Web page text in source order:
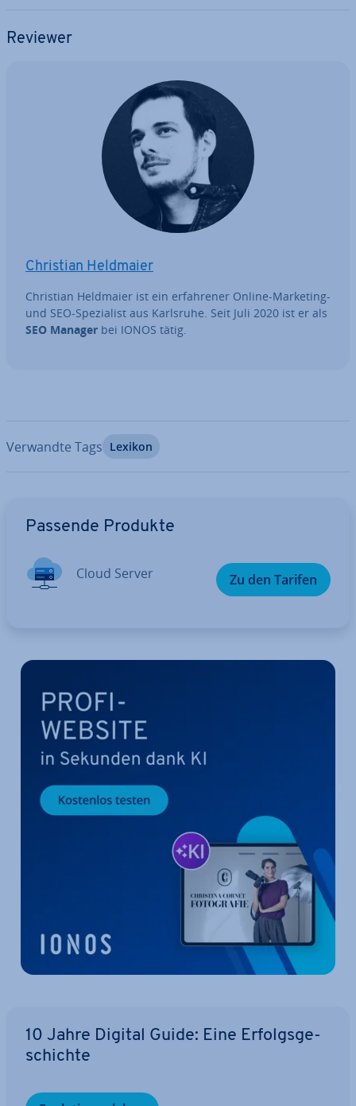
Reviewer
Christian Heldmaier
Christian Heldmaier ist ein er­fah­re­ner Online-Marketing-
und SEO-Spe­zia­list aus Karlsruhe. Seit Juli 2020 ist er als
SEO Manager bei IONOS tätig.
Verwandte Tags Lexikon
Passende Produkte
Cloud Server Zu den Tarifen
10 Jahre Digital Guide: Eine Er­folgs­ge­
schich­te